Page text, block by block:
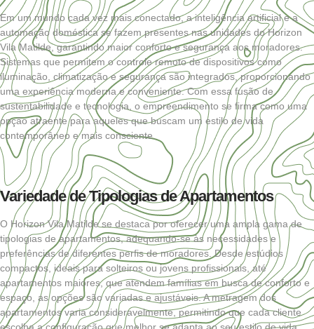
Em um mundo cada vez mais conectado, a inteligência artificial e a
automação doméstica se fazem presentes nas unidades do Horizon
Vila Matilde, garantindo maior conforto e segurança aos moradores.
Sistemas que permitem o controle remoto de dispositivos como
iluminação, climatização e segurança são integrados, proporcionando
uma experiência moderna e conveniente. Com essa fusão de
sustentabilidade e tecnologia, o empreendimento se firma como uma
opção atraente para aqueles que buscam um estilo de vida
contemporâneo e mais consciente.
Variedade de Tipologias de Apartamentos
O Horizon Vila Matilde se destaca por oferecer uma ampla gama de
tipologias de apartamentos, adequando-se às necessidades e
preferências de diferentes perfis de moradores. Desde estúdios
compactos, ideais para solteiros ou jovens profissionais, até
apartamentos maiores, que atendem famílias em busca de conforto e
espaço, as opções são variadas e ajustáveis. A metragem dos
apartamentos varia consideravelmente, permitindo que cada cliente